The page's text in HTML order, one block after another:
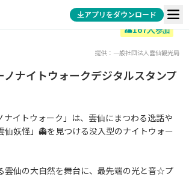
アプリをダウンロード
167人参加
提供： 一般社団法人雲仙観光局
ナイトウォークデジタルスタンプ
イトウォーク」は、雲仙にまつわる逸話や
仙妖怪」👻を見つける没入型のナイトウォー
雲仙の大自然を舞台に、最先端の光と音☆プ